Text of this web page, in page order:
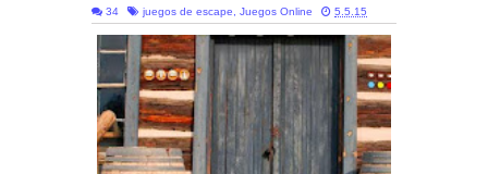
34 juegos de escape, Juegos Online 5.5.15